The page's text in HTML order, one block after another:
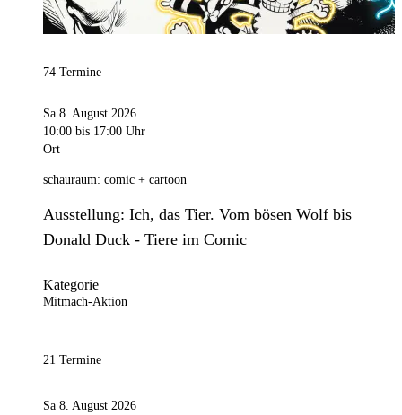
74 Termine
Sa 8. August 2026
10:00 bis 17:00 Uhr
Ort
schauraum: comic + cartoon
Ausstellung: Ich, das Tier. Vom bösen Wolf bis
Donald Duck - Tiere im Comic
Kategorie
Mitmach-Aktion
21 Termine
Sa 8. August 2026